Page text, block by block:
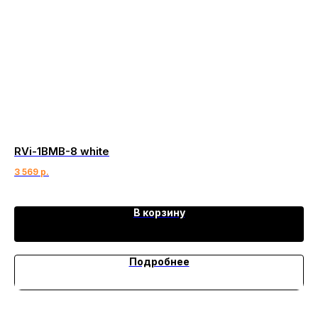
RVi-1BMB-8 white
3 569 р.
В корзину
Подробнее